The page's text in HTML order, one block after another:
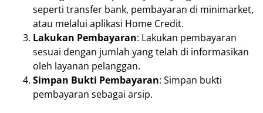
seperti transfer bank, pembayaran di minimarket,
atau melalui aplikasi Home Credit.
Lakukan Pembayaran: Lakukan pembayaran
sesuai dengan jumlah yang telah di informasikan
oleh layanan pelanggan.
Simpan Bukti Pembayaran: Simpan bukti
pembayaran sebagai arsip.